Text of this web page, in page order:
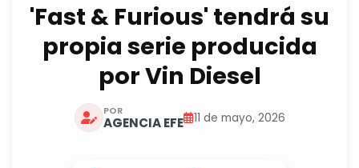
'Fast & Furious' tendrá su
propia serie producida
por Vin Diesel
POR
AGENCIA EFE 11 de mayo, 2026